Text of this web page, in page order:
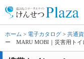
ホーム > 電子カタログ > 共通
ー MARU MOBI｜災害用トイ